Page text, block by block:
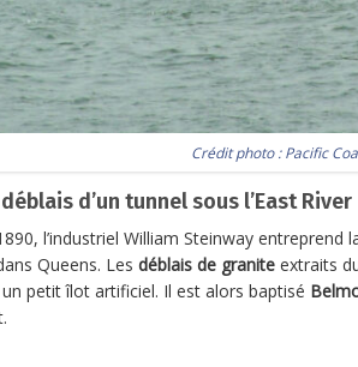
Crédit photo :Pacific
d’un tunnel sous l’East River
l’industriel William Steinway
Queens. Les déblais de granite extraits
petit îlot artificiel. Il est alors baptisé